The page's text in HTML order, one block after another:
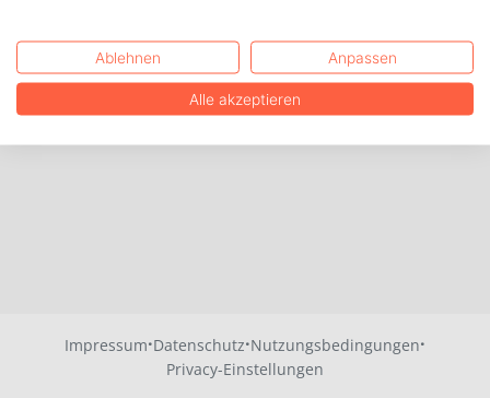
Impressum·Datenschutz·Nutzungsbedingungen·
Privacy-Einstellungen
Ablehnen Anpassen
Alle akzeptieren